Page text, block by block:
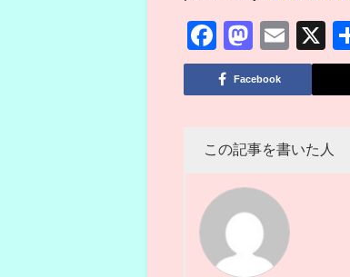
Facebook
X
Facebook
この記事を書いた人